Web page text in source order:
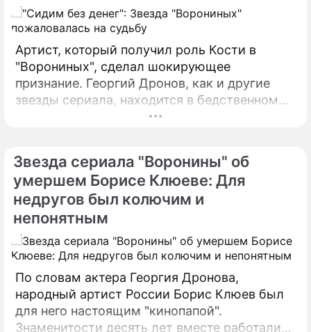
Артист, который получил роль Кости в
"Ворониных", сделал шокирующее
признание. Георгий Дронов, как и другие
звезды сериала, находится в бедственном
положении. После смерти Бориса Клюева у
Звезда сериала "Воронины" об
умершем Борисе Клюеве: Для
недругов был колючим и
непонятным
По словам актера Георгия Дронова,
народный артист России Борис Клюев был
для него настоящим "кинопапой".
Знаменитости десять лет вместе работали